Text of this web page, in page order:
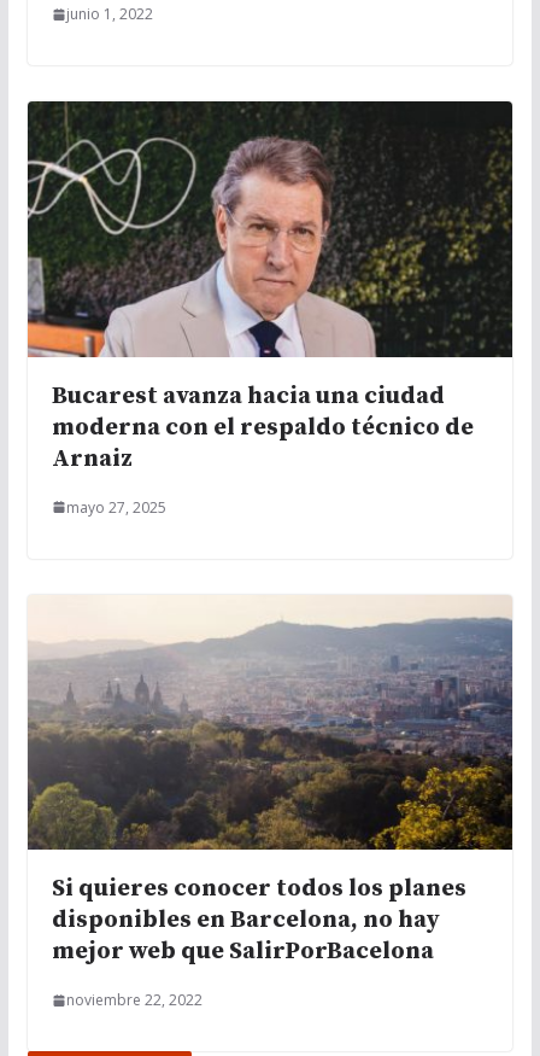
junio 1, 2022
Bucarest avanza hacia una ciudad
moderna con el respaldo técnico de
Arnaiz
mayo 27, 2025
Si quieres conocer todos los planes
disponibles en Barcelona, no hay
mejor web que SalirPorBacelona
noviembre 22, 2022